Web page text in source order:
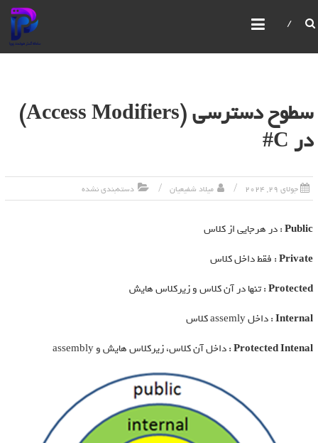
سامانه گستر هوشمند پویا
IBPMS یک سیستم یکپارچه مدیریت فرآیندهای کسب و
سازمان‌ها را با استفاده از رابط‌های گرافیکی فراهم می‌کند
سطوح دسترسی (Access Modifiers)
در C#
جولای 29, 2024 میلاد شفیعیان دسته‌بندی نشده
Public: در هرجایی از کلاس
Private: فقط داخل کلاس
Protected: تنها در آن کلاس و زیرکلاس هایش
Internal: داخل assemly کلاس
Protected Intenal: داخل آن کلاس، زیرکلاس هایش و assembly